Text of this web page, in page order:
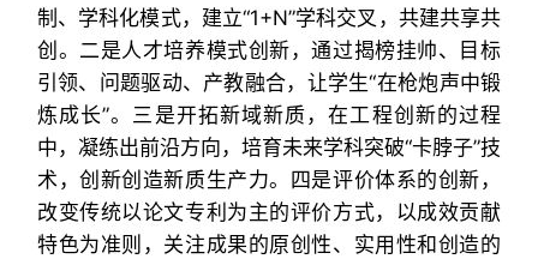
制、学科化模式，建立“1+N”学科交叉，共建共享共
创。二是人才培养模式创新，通过揭榜挂帅、目标
引领、问题驱动、产教融合，让学生“在枪炮声中锻
炼成长”。三是开拓新域新质，在工程创新的过程
中，凝练出前沿方向，培育未来学科突破“卡脖子”技
术，创新创造新质生产力。四是评价体系的创新，
改变传统以论文专利为主的评价方式，以成效贡献
特色为准则，关注成果的原创性、实用性和创造的